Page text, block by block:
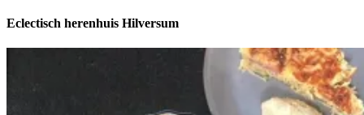
Eclectisch herenhuis Hilversum